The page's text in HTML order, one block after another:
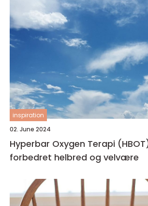
inspiration
02. June 2024
Hyperbar Oxygen Terapi
forbedret helbred og velvære